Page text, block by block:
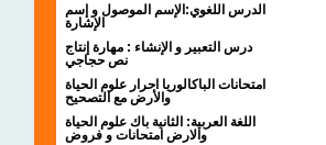
الدرس اللغوي:الإسم الموصول و إسم
الإشارة
درس التعبير و الإنشاء : مهارة إنتاج
نص حجاجي
امتحانات الباكالوريا احرار علوم الحياة
والأرض مع التصحيح
اللغة العربية: الثانية باك علوم الحياة
والارض امتحانات و فروض